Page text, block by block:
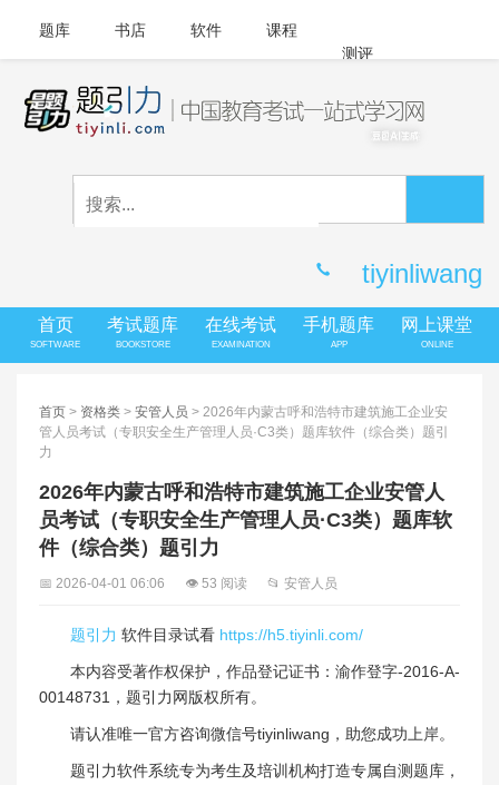
题库 书店 软件
课程
测评
APP下载
tiyinliwang
首页
SOFTWARE
考试题库
BOOKSTORE
在线考试
EXAMINATION
手机题库
APP
网上课堂
ONLINE
首页 > 资格类 > 安管人员 > 2026年内蒙古呼和浩特市建筑施工企业安
管人员考试（专职安全生产管理人员·C3类）题库软件（综合类）题引
力
2026年内蒙古呼和浩特市建筑施工企业安管人
员考试（专职安全生产管理人员·C3类）题库软
件（综合类）题引力
📅 2026-04-01 06:06 👁 53 阅读 📂 安管人员
题引力 软件目录试看 https://h5.tiyinli.com/
本内容受著作权保护，作品登记证书：渝作登字-2016-A-
00148731，题引力网版权所有。
请认准唯一官方咨询微信号tiyinliwang，助您成功上岸。
题引力软件系统专为考生及培训机构打造专属自测题库，